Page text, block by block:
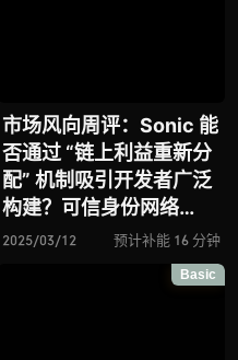
市场风向周评：Sonic 能
否通过 “链上利益重新分
配” 机制吸引开发者广泛
构建？可信身份网络
Trusta.AI 推出兼容人类
与智能体的可信身份框
架、去中心化 AI 网络
2025/03/12 预计补能 16 分钟
Basic